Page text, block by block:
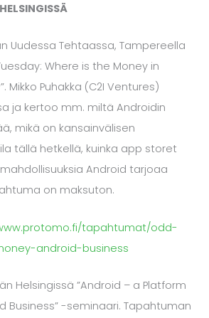
Uudessa Tehtaassa, Tampereella
Where is the Money in
Mikko Puhakka (C2I Ventures)
ja kertoo mm. miltä Androidin
mikä on kansainvälisen
tällä hetkellä, kuinka app storet
Android tarjoaa
on maksuton.
tapahtumat/odd-
android-business
Helsingissä ”Android – a Platform
Business” -seminaari. Tapahtuman